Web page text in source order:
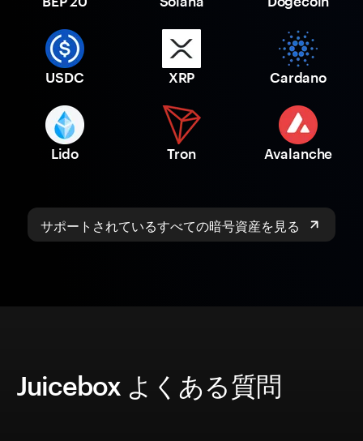
USDC XRP Cardano
Lido Tron Avalanche
サポートされているすべての暗号資産を見る
Juicebox よくある質問